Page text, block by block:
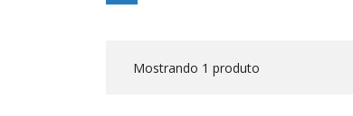
Mostrando 1 produto